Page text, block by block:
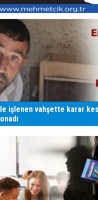
işlenen vahşette karar